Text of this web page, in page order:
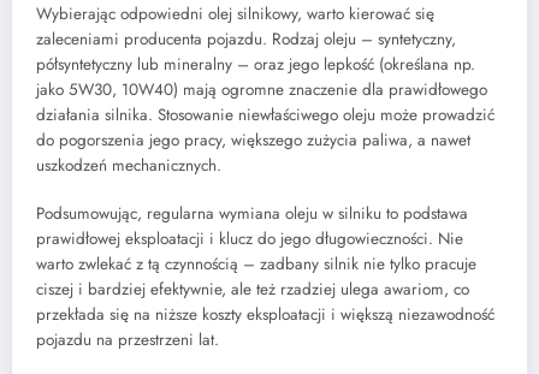
Wybierając odpowiedni olej silnikowy, warto kierować się
zaleceniami producenta pojazdu. Rodzaj oleju – syntetyczny,
półsyntetyczny lub mineralny – oraz jego lepkość (określana np.
jako 5W30, 10W40) mają ogromne znaczenie dla prawidłowego
działania silnika. Stosowanie niewłaściwego oleju może prowadzić
do pogorszenia jego pracy, większego zużycia paliwa, a nawet
uszkodzeń mechanicznych.
Podsumowując, regularna wymiana oleju w silniku to podstawa
prawidłowej eksploatacji i klucz do jego długowieczności. Nie
warto zwlekać z tą czynnością – zadbany silnik nie tylko pracuje
ciszej i bardziej efektywnie, ale też rzadziej ulega awariom, co
przekłada się na niższe koszty eksploatacji i większą niezawodność
pojazdu na przestrzeni lat.